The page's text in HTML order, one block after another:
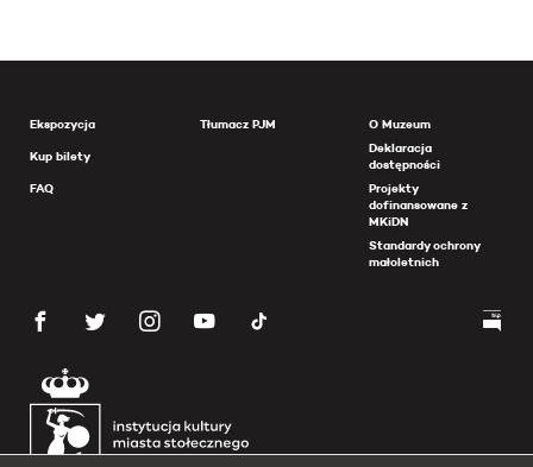
Ekspozycja
Kup bilety
FAQ
Tłumacz PJM
O Muzeum
Deklaracja
dostępności
Projekty
dofinansowane z
MKiDN
Standardy ochrony
małoletnich